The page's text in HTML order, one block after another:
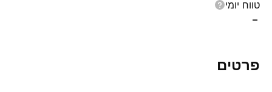
טווח יומי
–
פרטים